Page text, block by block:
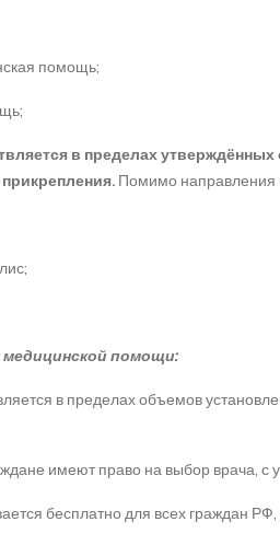
помощь;
в пределах
Помимо направления
медицинской помощи:
в пределах объемов
имеют право на выбор врача, с
бесплатно для всех граждан